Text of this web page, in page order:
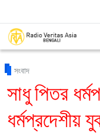
সংবাদ
সাধু পিতর
ধর্মপ্রদেশীয়